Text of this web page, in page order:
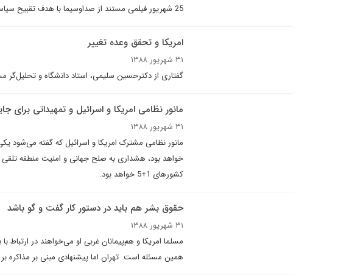
25 شهریور فیلمی مستند از صداوسیما با هدف تقبیح سیاست‌های دولت اصلاحات ...
امریکا و تحقق وعده تغییر
۳۱ شهریور ۱۳۸۸
گفتاری از دکترحسین سلیمی، استاد دانشگاه و تحلیل‌گر
مانور نظامی امریکا و اسرائیل و تمهیداتی برای
۳۱ شهریور ۱۳۸۸
مانور نظامی مشترک امریکا و اسرائیل که گفته می‌شود
خواهد بود، هشداری به صلح جهانی و امنیت منطقه
کشورهای 1+5 خواهد بود.
حقوق بشر هم بايد در دستور کار گفت و گو باشد
۳۱ شهریور ۱۳۸۸
مسلما امریکا و هم‌پیمانان غربی او می‌خواهند در ارتباط
همین مسئله است. تهران اما پیشنهادی مبنی بر مذاکره